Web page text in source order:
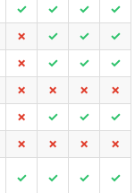
✓ ✓ ✓
✓
✗ ✓ ✓
✓
✗ ✓ ✓
✓
✗ ✗ ✗
✗
✗ ✓ ✓
✓
✗ ✗ ✗
✗
✓ ✓ ✓ ✓